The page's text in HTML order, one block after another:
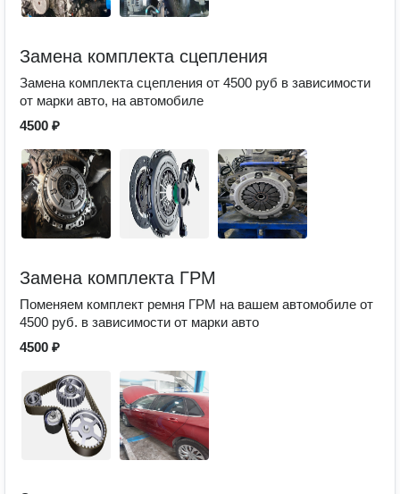
Замена комплекта сцепления
Замена комплекта сцепления от 4500 руб в зависимости
от марки авто, на автомобиле
4500 ₽
Замена комплекта ГРМ
Поменяем комплект ремня ГРМ на вашем автомобиле от
4500 руб. в зависимости от марки авто
4500 ₽